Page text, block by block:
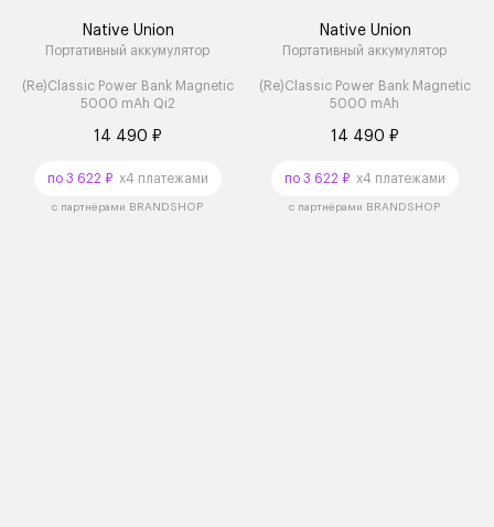
Native Union
Портативный аккумулятор
(Re)Classic Power Bank Magnetic
5000 mAh Qi2
14 490 ₽
по 3 622 ₽x4 платежами
с партнёрами BRANDSHOP
Native Union
Портативный аккумулятор
(Re)Classic Power Bank Magnetic
5000 mAh
14 490 ₽
по 3 622 ₽x4 платежами
с партнёрами BRANDSHOP